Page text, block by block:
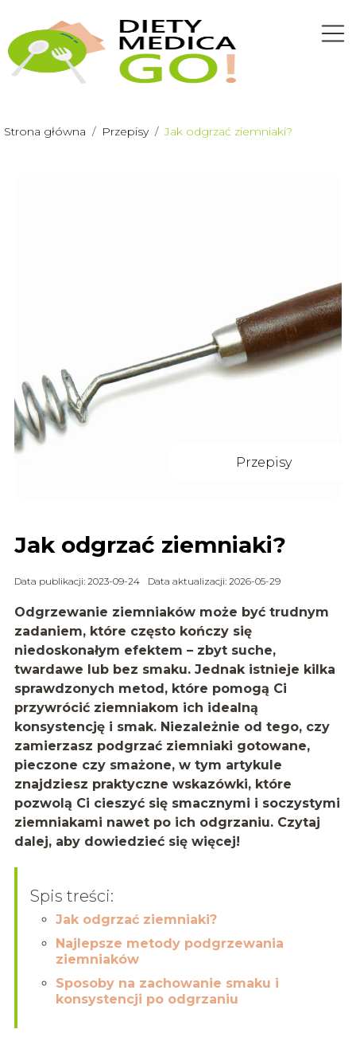
Strona główna / Przepisy /Jak odgrzać ziemniaki?
Przepisy
Jak odgrzać ziemniaki?
Data publikacji: 2023-09-24 Data aktualizacji: 2026-05-29
Odgrzewanie ziemniaków może być trudnym
zadaniem, które często kończy się
niedoskonałym efektem – zbyt suche,
twardawe lub bez smaku. Jednak istnieje kilka
sprawdzonych metod, które pomogą Ci
przywrócić ziemniakom ich idealną
konsystencję i smak. Niezależnie od tego, czy
zamierzasz podgrzać ziemniaki gotowane,
pieczone czy smażone, w tym artykule
znajdziesz praktyczne wskazówki, które
pozwolą Ci cieszyć się smacznymi i soczystymi
ziemniakami nawet po ich odgrzaniu. Czytaj
dalej, aby dowiedzieć się więcej!
Spis treści:
Jak odgrzać ziemniaki?
Najlepsze metody podgrzewania
ziemniaków
Sposoby na zachowanie smaku i
konsystencji po odgrzaniu